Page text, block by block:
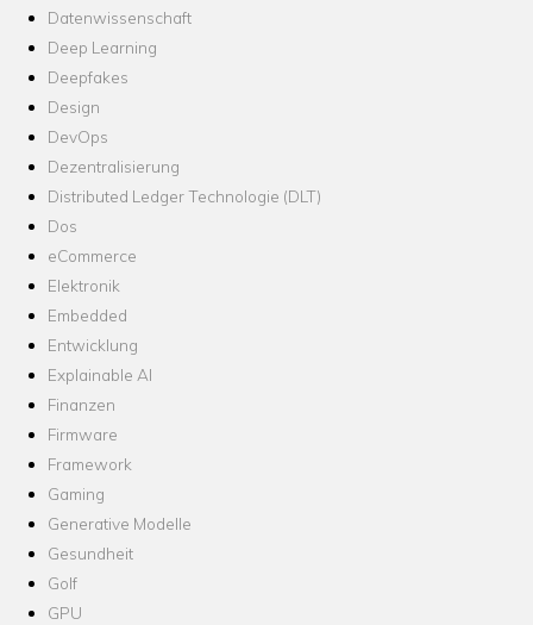
Datenwissenschaft
Deep Learning
Deepfakes
Design
DevOps
Dezentralisierung
Distributed Ledger Technologie (DLT)
Dos
eCommerce
Elektronik
Embedded
Entwicklung
Explainable AI
Finanzen
Firmware
Framework
Gaming
Generative Modelle
Gesundheit
Golf
GPU